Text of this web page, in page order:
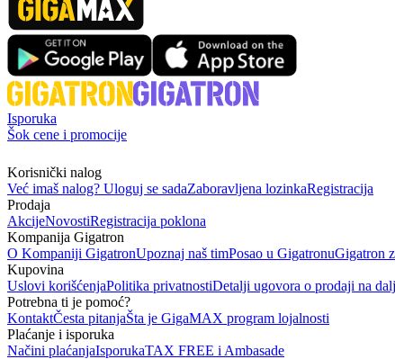
Isporuka
Šok cene i promocije
Korisnički nalog
Već imaš nalog? Uloguj se sadaZaboravljena lozinkaRegistracija
Prodaja
AkcijeNovostiRegistracija poklona
Kompanija Gigatron
O Kompaniji GigatronUpoznaj naš timPosao u GigatronuGigatron
Kupovina
Uslovi korišćenjaPolitika privatnostiDetalji ugovora o prodaji na
Potrebna ti je pomoć?
KontaktČesta pitanjaŠta je GigaMAX program lojalnosti
Plaćanje i isporuka
Načini plaćanjaIsporukaTAX FREE i Ambasade